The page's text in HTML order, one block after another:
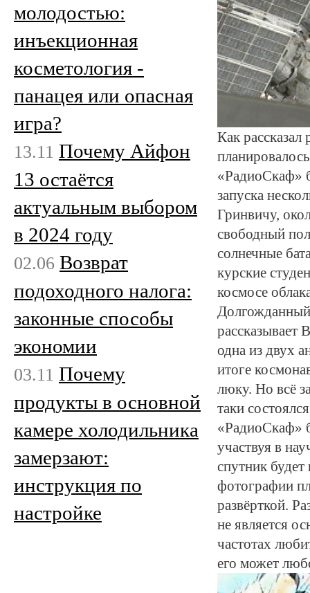
Как
«РадиоСкаф»
запуска
Гринвичу,
свободный
солнечные
курские
космосе
рассказывает
одна из двух
итоге
люку. Но всё
таки
«РадиоСкаф»
участвуя в
спутник будет
фотографии
развёрткой.
не является
частотах
его может
молодостью:
инъекционная
косметология -
панацея или опасная
игра?
13.11 Почему Айфон
13 остаётся
актуальным выбором
в 2024 году
02.06 Возврат
подоходного налога:
законные способы
экономии
03.11 Почему
продукты в основной
камере холодильника
замерзают:
инструкция по
настройке